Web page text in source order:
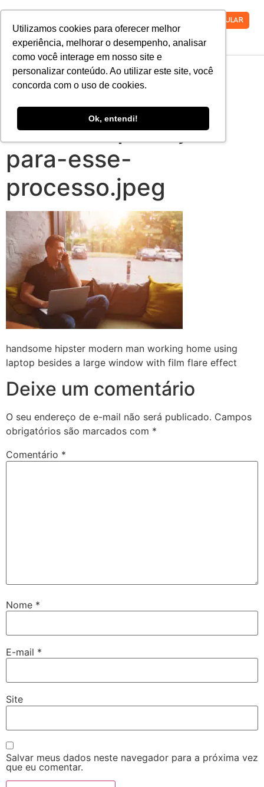
Utilizamos cookies para oferecer melhor
experiência, melhorar o desempenho, analisar
como você interage em nosso site e
personalizar conteúdo. Ao utilizar este site, você
concorda com o uso de cookies.
Ok, entendi!
VESTIBULAR
mudanca-de-
carreira-entenda-
como-se-planejar-
para-esse-
processo.jpeg
handsome hipster modern man working home using
laptop besides a large window with film flare effect
Deixe um comentário
O seu endereço de e-mail não será publicado. Campos
obrigatórios são marcados com *
Comentário *
Nome *
E-mail *
Site
Salvar meus dados neste navegador para a próxima vez
que eu comentar.